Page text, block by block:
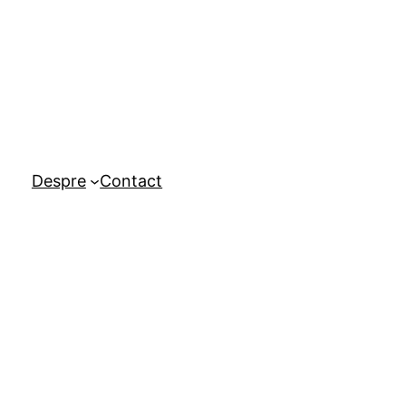
Despre Contact